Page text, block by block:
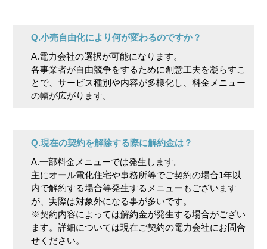
Q.小売自由化により何が変わるのですか？
A.電力会社の選択が可能になります。
各事業者が自由競争をするために創意工夫を凝らすこ
とで、サービス種別や内容が多様化し、料金メニュー
の幅が広がります。
Q.現在の契約を解除する際に解約金は？
A.一部料金メニューでは発生します。
主にオール電化住宅や事務所等でご契約の場合1年以
内で解約する場合等発生するメニューもございます
が、実際は対象外になる事が多いです。
※契約内容によっては解約金が発生する場合がござい
ます。詳細については現在ご契約の電力会社にお問合
せください。